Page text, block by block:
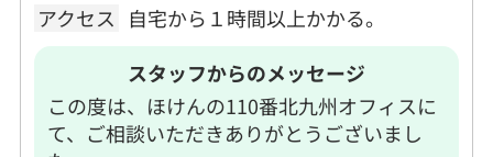
アクセス
自宅から１時間以上かかる。
スタッフからのメッセージ
この度は、ほけんの110番北九州オフィスに
て、ご相談いただきありがとうございまし